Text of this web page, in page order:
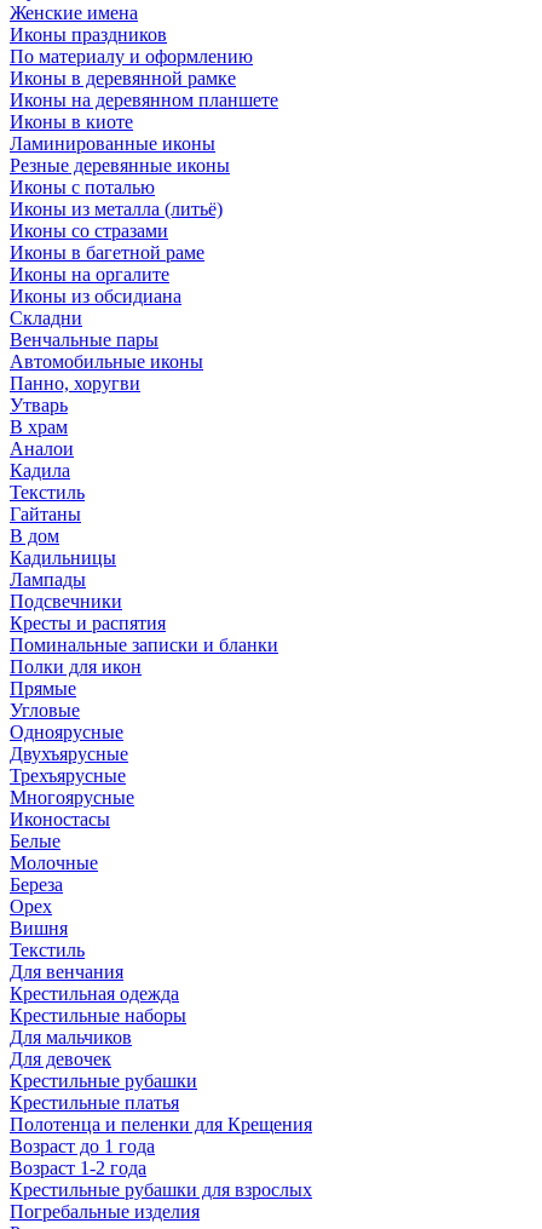
Женские имена
Иконы праздников
По материалу и оформлению
Иконы в деревянной рамке
Иконы на деревянном планшете
Иконы в киоте
Ламинированные иконы
Резные деревянные иконы
Иконы с поталью
Иконы из металла (литьё)
Иконы со стразами
Иконы в багетной раме
Иконы на оргалите
Иконы из обсидиана
Складни
Венчальные пары
Автомобильные иконы
Панно, хоругви
Утварь
В храм
Аналои
Кадила
Текстиль
Гайтаны
В дом
Кадильницы
Лампады
Подсвечники
Кресты и распятия
Поминальные записки и бланки
Полки для икон
Прямые
Угловые
Одноярусные
Двухъярусные
Трехъярусные
Многоярусные
Иконостасы
Белые
Молочные
Береза
Орех
Вишня
Текстиль
Для венчания
Крестильная одежда
Крестильные наборы
Для мальчиков
Для девочек
Крестильные рубашки
Крестильные платья
Полотенца и пеленки для Крещения
Возраст до 1 года
Возраст 1-2 года
Крестильные рубашки для взрослых
Погребальные изделия